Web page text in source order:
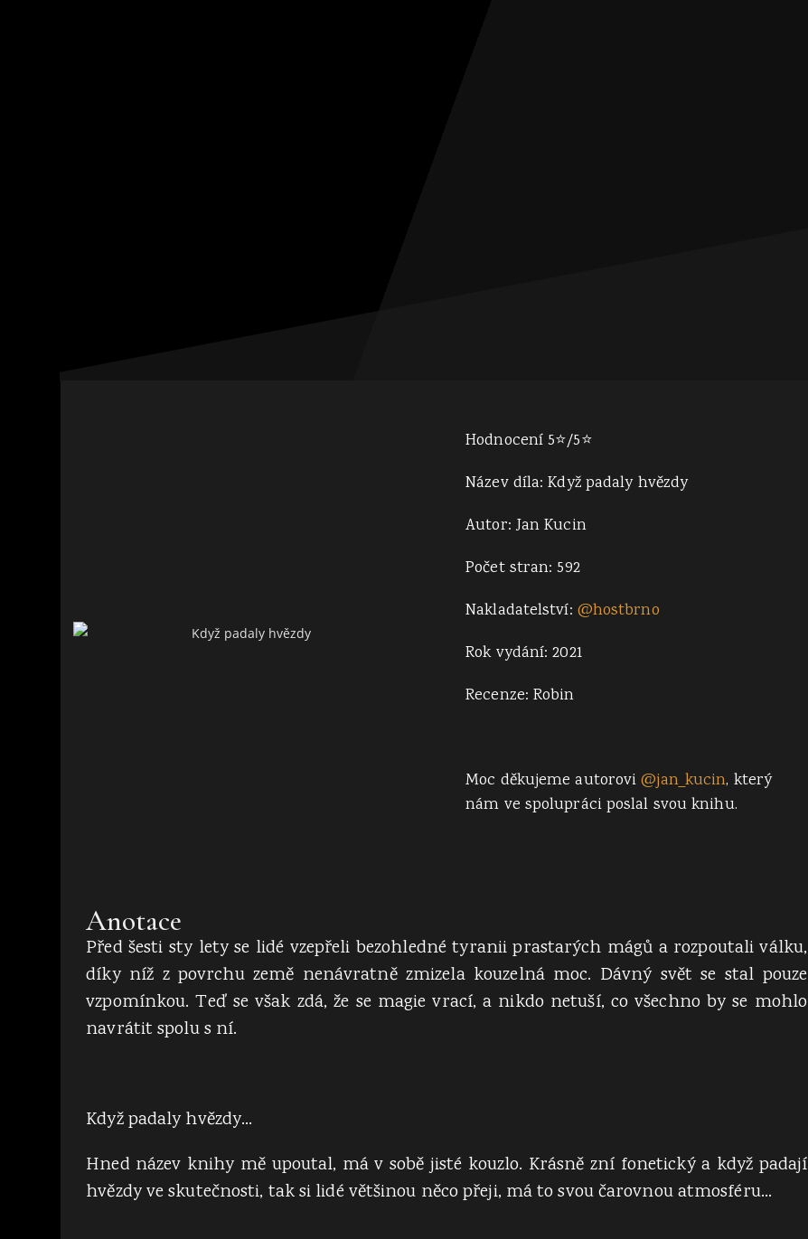
Hodnocení 5⭐/5⭐
Název díla: Když padaly hvězdy
Autor: Jan Kucin
Počet stran: 592
Nakladatelství: @hostbrno
Rok vydání: 2021
Recenze: Robin
Moc děkujeme autorovi@jan_kucin, který
nám ve spolupráci poslal svou knihu.
Anotace
Před šesti sty lety se lidé vzepřeli bezohledné tyranii prastarých mágů a rozpoutali válku,
díky níž z povrchu země nenávratně zmizela kouzelná moc. Dávný svět se stal pouze
vzpomínkou. Teď se však zdá, že se magie vrací, a nikdo netuší, co všechno by se mohlo
navrátit spolu s ní.
Když padaly hvězdy…
Hned název knihy mě upoutal, má v sobě jisté kouzlo. Krásně zní fonetický a když padají
hvězdy ve skutečnosti, tak si lidé většinou něco přeji, má to svou čarovnou atmosféru…